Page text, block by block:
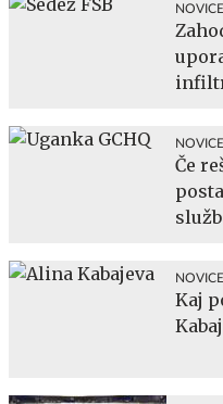
NOVICE
NOVICE
Če
NOVICE
Kaj